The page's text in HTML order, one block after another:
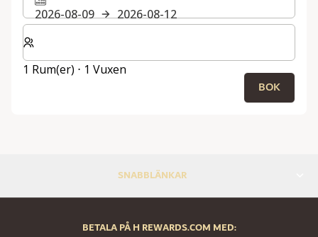
2026-08-09
2026-08-12
Välj antal rum och gäster för din vistelse
1 Rum(er) ⋅ 1 Vuxen
BOK
SNABBLÄNKAR
BETALA PÅ H REWARDS.COM MED: